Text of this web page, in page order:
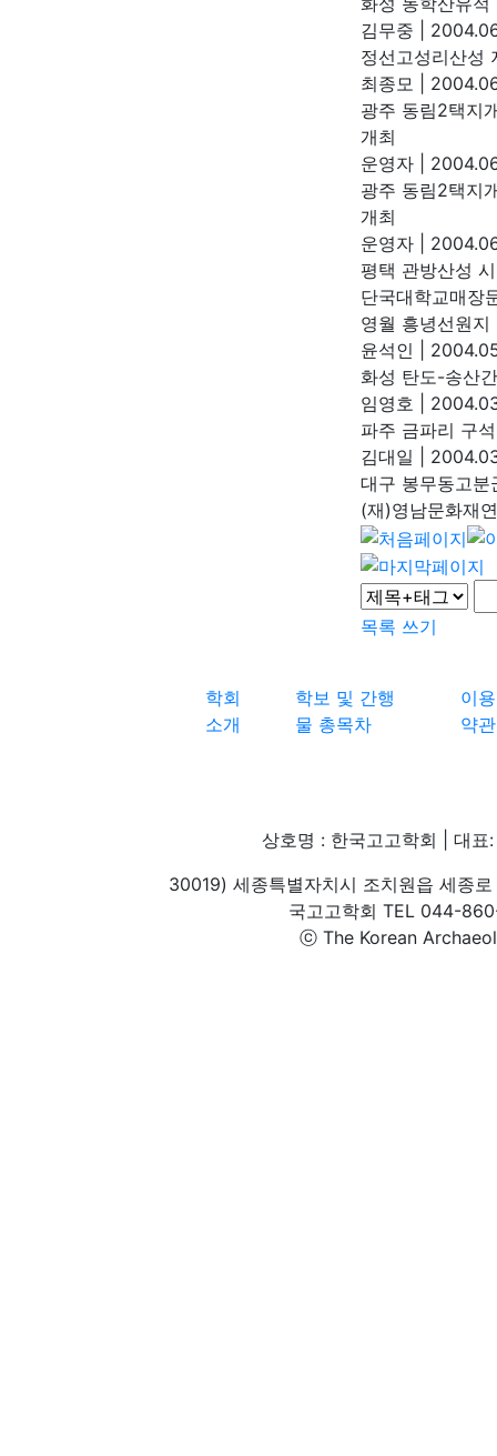
김무중
정선고성리산성
최종모
광주 동림2택지
개최
운영자
광주 동림2택지
개최
운영자
평택 관방산성
단국대학교매장
영월 흥녕선원
윤석인
화성 탄도-송산
임영호
파주 금파리 구
김대일
대구 봉무동고
(재)영남문화재
목록 쓰기
학회
소개
학보 및 간행
물 총목차
이용
약관
상호명 : 한국고고학회 | 대
30019) 세종특별자치시 조치원읍 세종
국고고학회 TEL 044-
ⓒ The Korean